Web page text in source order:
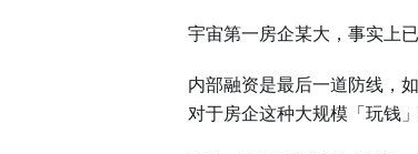
宇宙第一房企某大，事实上已
内部融资是最后一道防线，
对于房企这种大规模「玩钱